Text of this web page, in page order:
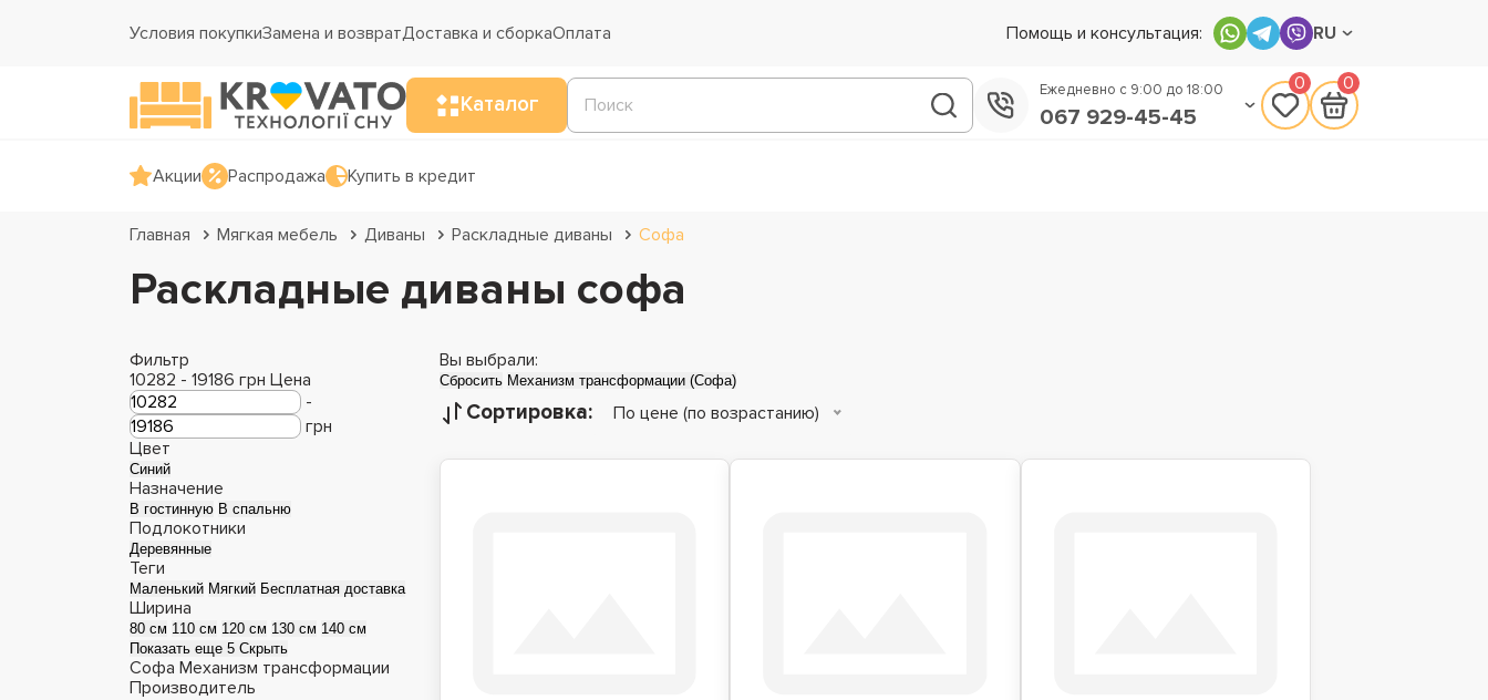
Условия покупкиЗамена и возвратДоставка и сборкаОплата Помощь и консультация: RU
Каталог
Ежедневно с 9:00 до 18:00
067 929-45-45
0 0
Акции Распродажа Купить в кредит
Главная Мягкая мебель Диваны Раскладные диваны Софа
Раскладные диваны софа
Фильтр
10282 - 19186 грн Цена
-
грн
Цвет
Синий
Назначение
В гостинную В спальню
Подлокотники
Деревянные
Теги
Маленький Мягкий Бесплатная доставка
Ширина
80 см 110 см 120 см 130 см 140 см
Показать еще 5 Скрыть
Софа Механизм трансформации
Производитель
Вы выбрали:
Сбросить Механизм трансформации (Софа)
Сортировка: По цене (по возрастанию)